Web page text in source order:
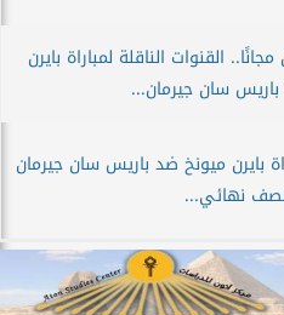
القنوات الناقلة لمباراة بايرن
سان جيرمان...
بايرن ميونخ ضد باريس سان جيرمان
نهائي...